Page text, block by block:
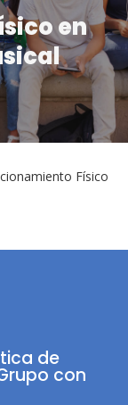
en
Físico
de
con